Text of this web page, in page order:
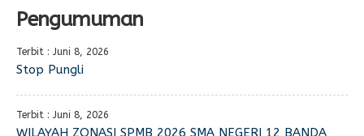
Pengumuman
Terbit : Juni 8, 2026
Stop Pungli
Terbit : Juni 8, 2026
WILAYAH ZONASI SPMB 2026 SMA NEGERI 12 BANDA